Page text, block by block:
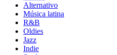
Alternativo
Música latina
R&B
Oldies
Jazz
Indie